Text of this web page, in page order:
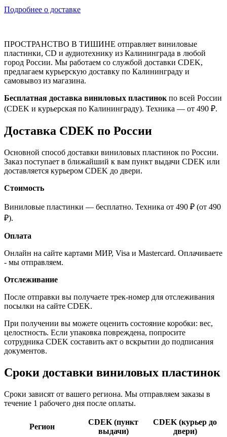
Подробнее о доставке
ПРОСТРАНСТВО В ТИШИНЕ отправляет виниловые
пластинки, CD и аудиотехнику из Калининграда в любой
город России. Мы работаем со службой доставки CDEK,
предлагаем курьерскую доставку по Калининграду и
самовывоз из магазина.
Бесплатная доставка виниловых пластинок по всей России
(CDEK и курьерская по Калининграду). Техника — от 490 ₽.
Доставка CDEK по России
Основной способ доставки виниловых пластинок по России.
Заказ поступает в ближайший к вам пункт выдачи CDEK или
доставляется курьером CDEK до двери.
Стоимость
Виниловые пластинки — бесплатно. Техника от 490 ₽ (от 490
₽).
Оплата
Онлайн на сайте картами МИР, Visa и Mastercard. Оплачиваете
- мы отправляем.
Отслеживание
После отправки вы получаете трек-номер для отслеживания
посылки на сайте CDEK.
При получении вы можете оценить состояние коробки: вес,
целостность. Если упаковка повреждена, попросите
сотрудника CDEK составить акт о вскрытии до подписания
документов.
Сроки доставки виниловых пластинок
Сроки зависят от вашего региона. Мы отправляем заказы в
течение 1 рабочего дня после оплаты.
Регион
CDEK (пункт
выдачи)
CDEK (курьер до
двери)